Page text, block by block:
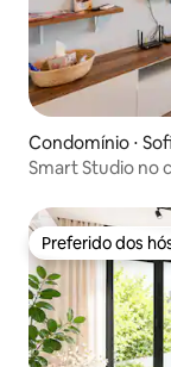
Condomínio ⋅
Smart Studio no
Preferido dos
Preferido dos